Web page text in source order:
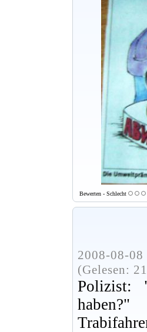
Bewerten - Schlecht
2008-08-
(Gelesen:
Polizist:
haben?"